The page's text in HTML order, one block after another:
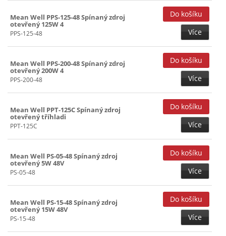
Mean Well PPS-125-48 Spínaný zdroj
otevřený 125W 4
PPS-125-48 Více
Mean Well PPS-200-48 Spínaný zdroj
otevřený 200W 4
PPS-200-48 Více
Mean Well PPT-125C Spínaný zdroj
otevřený tříhladi
PPT-125C Více
Mean Well PS-05-48 Spínaný zdroj
otevřený 5W 48V
PS-05-48 Více
Mean Well PS-15-48 Spínaný zdroj
otevřený 15W 48V
PS-15-48 Více